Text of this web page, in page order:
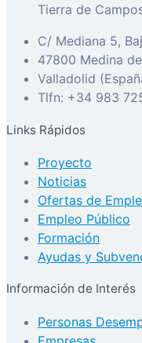
Tierra de
C/ Mediana 5,
47800 Medina
Valladolid
Tlfn: +34 983
Links Rápidos
Proyecto
Noticias
Ofertas de
Empleo Público
Formación
Ayudas y
Información de Interés
Personas